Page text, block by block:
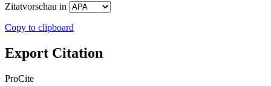
Zitatvorschau in
Copy to clipboard
Export Citation
ProCite